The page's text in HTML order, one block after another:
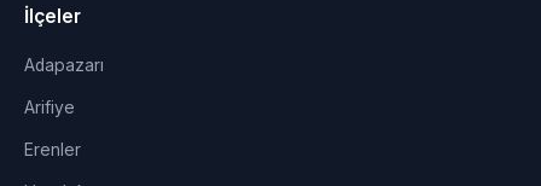
İlçeler
Adapazarı
Arifiye
Erenler